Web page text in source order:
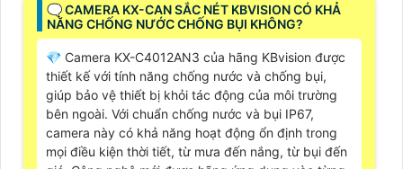
🗨️ CAMERA KX-CAN SẮC NÉT KBVISION CÓ KHẢ
NĂNG CHỐNG NƯỚC CHỐNG BỤI KHÔNG?
💎 Camera KX-C4012AN3 của hãng KBvision được
thiết kế với tính năng chống nước và chống bụi,
giúp bảo vệ thiết bị khỏi tác động của môi trường
bên ngoài. Với chuẩn chống nước và bụi IP67,
camera này có khả năng hoạt động ổn định trong
mọi điều kiện thời tiết, từ mưa đến nắng, từ bụi đến